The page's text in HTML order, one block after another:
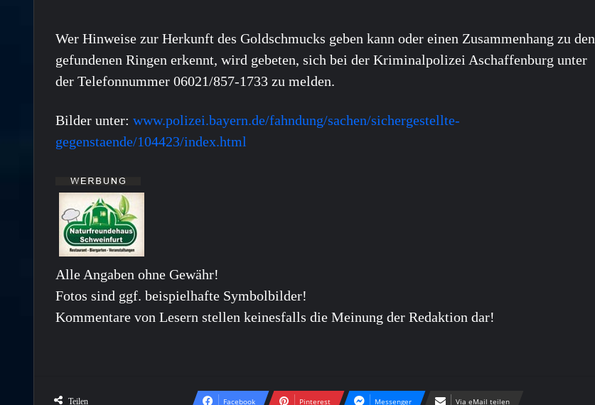
Wer Hinweise zur Herkunft des Goldschmucks geben kann oder einen Zusammenhang zu den
gefundenen Ringen erkennt, wird gebeten, sich bei der Kriminalpolizei Aschaffenburg unter
der Telefonnummer 06021/857-1733 zu melden.
Bilder unter: www.polizei.bayern.de/fahndung/sachen/sichergestellte-
gegenstaende/104423/index.html
Alle Angaben ohne Gewähr!
Fotos sind ggf. beispielhafte Symbolbilder!
Kommentare von Lesern stellen keinesfalls die Meinung der Redaktion dar!
Teilen Facebook Pinterest Messenger Via eMail teilen